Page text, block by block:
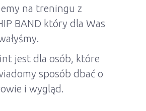
na treningu z
BAND który dla Was
jest dla osób, które
sposób dbać o
i wygląd.